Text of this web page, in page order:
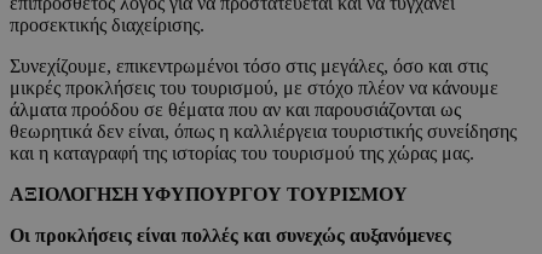
προσεκτικής διαχείρισης.
Συνεχίζουμε, επικεντρωμένοι τόσο στις μεγάλες, όσο και στις
μικρές προκλήσεις του τουρισμού, με στόχο πλέον να κάνουμε
άλματα προόδου σε θέματα που αν και παρουσιάζονται ως
θεωρητικά δεν είναι, όπως η καλλιέργεια τουριστικής συνείδησης
και η καταγραφή της ιστορίας του τουρισμού της χώρας μας.
ΑΞΙΟΛΟΓΗΣΗ ΥΦΥΠΟΥΡΓΟΥ ΤΟΥΡΙΣΜΟΥ
Οι προκλήσεις είναι πολλές και συνεχώς αυξανόμενες